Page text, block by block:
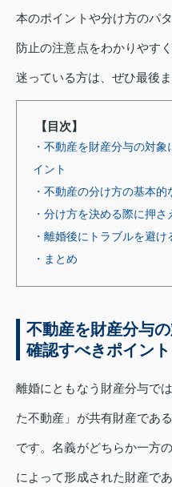
本のポイントや分け方のパ
防止の注意点をわかりやす
迷っている方は、ぜひ最後
【目次】
・不動産を財産分与の対
イント
・不動産の分け方の基本
・分け方を決める際に押
・離婚後にトラブルを避
・まとめ
不動産を財産分与
確認すべきポイント
離婚にともなう財産分与で
た不動産」が共有財産であ
です。名義がどちらか一方
によって形成された財産で